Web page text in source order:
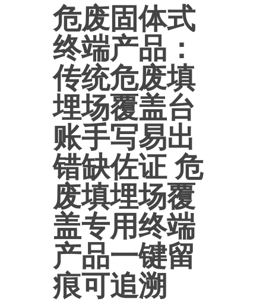
危废固体式
终端产品：
传统危废填
埋场覆盖台
账手写易出
错缺佐证 危
废填埋场覆
盖专用终端
产品一键留
痕可追溯